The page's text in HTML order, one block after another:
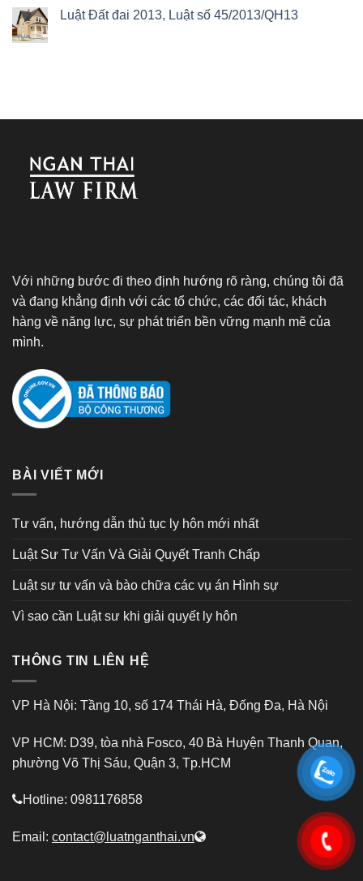
Luật Đất đai 2013, Luật số 45/2013/QH13
Với những bước đi theo định hướng rõ ràng, chúng tôi đã
và đang khẳng định với các tổ chức, các đối tác, khách
hàng về năng lực, sự phát triển bền vững mạnh mẽ của
mình.
BÀI VIẾT MỚI
Tư vấn, hướng dẫn thủ tục ly hôn mới nhất
Luật Sư Tư Vấn Và Giải Quyết Tranh Chấp
Luật sư tư vấn và bào chữa các vụ án Hình sự
Vì sao cần Luật sư khi giải quyết ly hôn
THÔNG TIN LIÊN HỆ
VP Hà Nội: Tầng 10, số 174 Thái Hà, Đống Đa, Hà Nội
VP HCM: D39, tòa nhà Fosco, 40 Bà Huyện Thanh Quan,
phường Võ Thị Sáu, Quận 3, Tp.HCM
Hotline: 0981176858
Email: contact@luatnganthai.vn